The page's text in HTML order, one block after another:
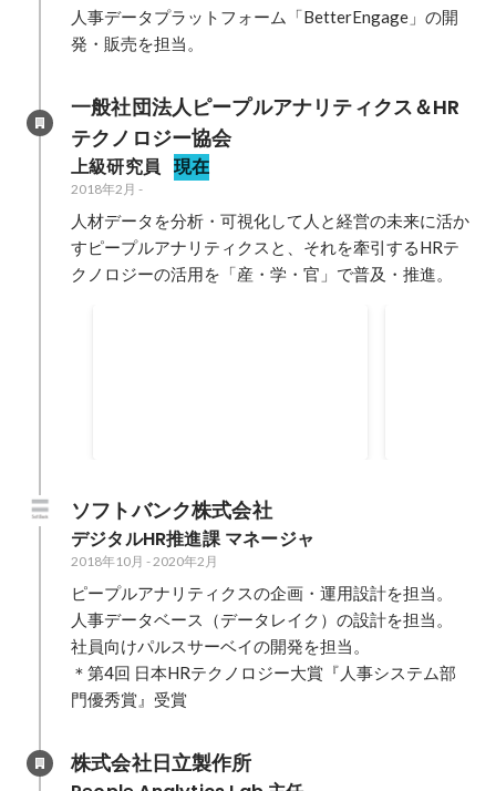
人事データプラットフォーム「BetterEngage」の開
発・販売を担当。
一般社団法人ピープルアナリティクス＆HR
テクノロジー協会
上級研究員 現在
2018年2月 -
人材データを分析・可視化して人と経営の未来に活か
すピープルアナリティクスと、それを牽引するHRテ
クノロジーの活用を「産・学・官」で普及・推進。
ソフトバンク株式会社
デジタルHR推進課 マネージャ
2018年10月 -2020年2月
ピープルアナリティクスの企画・運用設計を担当。
人事データベース（データレイク）の設計を担当。
社員向けパルスサーベイの開発を担当。
＊第4回 日本HRテクノロジー大賞『人事システム部
門優秀賞』受賞
株式会社日立製作所